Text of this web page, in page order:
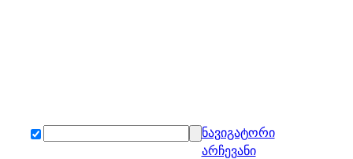
ნავიგატორი
არჩევანი